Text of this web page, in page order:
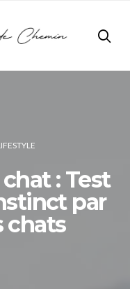
: Test
par
chats